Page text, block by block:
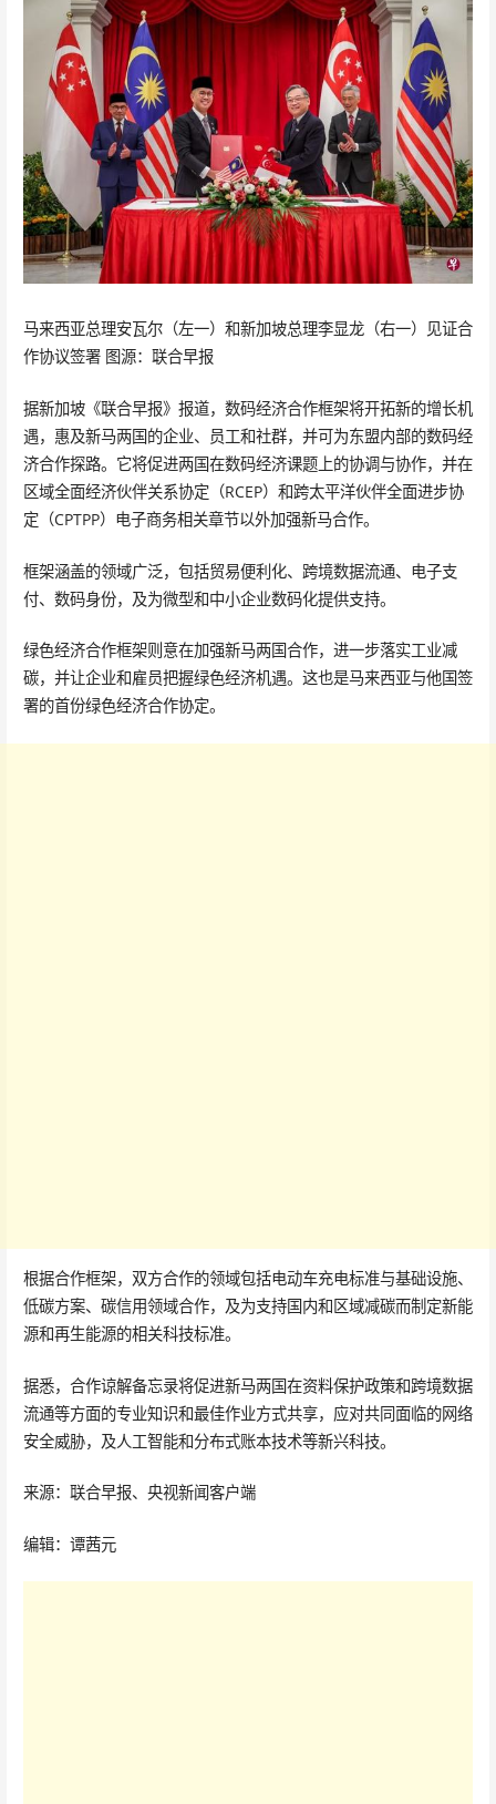
马来西亚总理安瓦尔（左一）和新加坡总理李显龙（右一）见证合
作协议签署 图源：联合早报
据新加坡《联合早报》报道，数码经济合作框架将开拓新的增长机
遇，惠及新马两国的企业、员工和社群，并可为东盟内部的数码经
济合作探路。它将促进两国在数码经济课题上的协调与协作，并在
区域全面经济伙伴关系协定（RCEP）和跨太平洋伙伴全面进步协
定（CPTPP）电子商务相关章节以外加强新马合作。
框架涵盖的领域广泛，包括贸易便利化、跨境数据流通、电子支
付、数码身份，及为微型和中小企业数码化提供支持。
绿色经济合作框架则意在加强新马两国合作，进一步落实工业减
碳，并让企业和雇员把握绿色经济机遇。这也是马来西亚与他国签
署的首份绿色经济合作协定。
根据合作框架，双方合作的领域包括电动车充电标准与基础设施、
低碳方案、碳信用领域合作，及为支持国内和区域减碳而制定新能
源和再生能源的相关科技标准。
据悉，合作谅解备忘录将促进新马两国在资料保护政策和跨境数据
流通等方面的专业知识和最佳作业方式共享，应对共同面临的网络
安全威胁，及人工智能和分布式账本技术等新兴科技。
来源：联合早报、央视新闻客户端
编辑：谭茜元